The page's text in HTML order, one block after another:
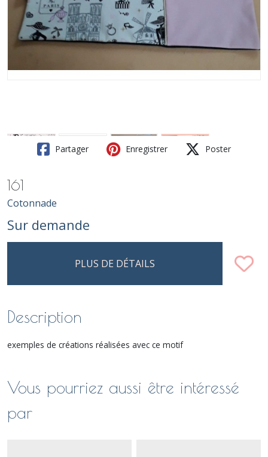
Partager Enregistrer Poster
161
Cotonnade
Sur demande
PLUS DE DÉTAILS
Description
exemples de créations réalisées avec ce motif
Vous pourriez aussi être intéressé
par